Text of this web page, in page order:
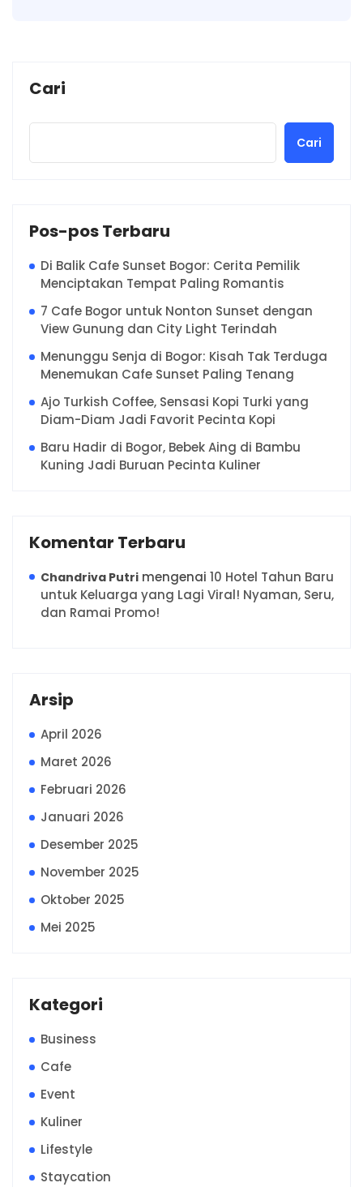
Cari
Cari
Pos-pos Terbaru
Di Balik Cafe Sunset Bogor: Cerita Pemilik
Menciptakan Tempat Paling Romantis
7 Cafe Bogor untuk Nonton Sunset dengan
View Gunung dan City Light Terindah
Menunggu Senja di Bogor: Kisah Tak Terduga
Menemukan Cafe Sunset Paling Tenang
Ajo Turkish Coffee, Sensasi Kopi Turki yang
Diam-Diam Jadi Favorit Pecinta Kopi
Baru Hadir di Bogor, Bebek Aing di Bambu
Kuning Jadi Buruan Pecinta Kuliner
Komentar Terbaru
Chandriva Putri mengenai 10 Hotel Tahun Baru
untuk Keluarga yang Lagi Viral! Nyaman, Seru,
dan Ramai Promo!
Arsip
April 2026
Maret 2026
Februari 2026
Januari 2026
Desember 2025
November 2025
Oktober 2025
Mei 2025
Kategori
Business
Cafe
Event
Kuliner
Lifestyle
Staycation